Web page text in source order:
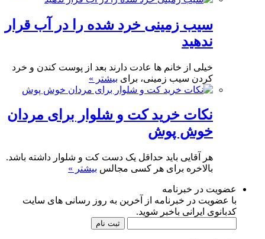
سیب زمینی خرد شده را در آب قرار
ندهید
خیلی از خانم ها عادت دارند بعد از پوست کندن و خرد
کردن سیب زمینی، برای بیشتر »
نکات خرید کت و شلوار برای مردان
خوش پوش
هر آقایی باید حداقل یک دست کت و شلوار داشته باشد.
بالاخره برای هر کسی مجالس بیشتر »
عضویت در خبرنامه
با عضویت در خبرنامه از آخرین به روز رسانی های سایت
کدبانوی ایرانی باخبر شوید.